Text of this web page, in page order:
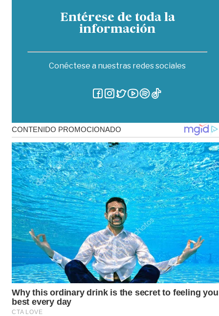
Entérese de toda la
información
Conéctese a nuestras redes sociales